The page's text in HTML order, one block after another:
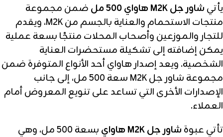
يأتي شاور جل M2K هاواي 500 مل
ضمن مجموعة
منتجات الاستحمام والعناية بالجسم من M2K، ويقدم
للتجار والموزعين وأصحاب المحلات منتجًا بسعة عملية
يمكن إضافته إلى تشكيلة مستحضرات العناية
الشخصية. ويعد إصدار هاواي أحد الأنواع المتوفرة ضمن
مجموعة شاور جل M2K سعة 500 مل، إلى جانب
الإصدارات الأخرى التي تساعد على تنويع المعروض أمام
العملاء.
تأتي عبوة شاور جل M2K هاواي
بسعة 500 مل، وهي